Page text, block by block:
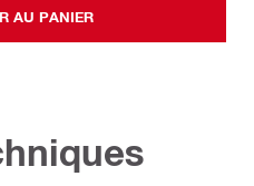
AU PANIER